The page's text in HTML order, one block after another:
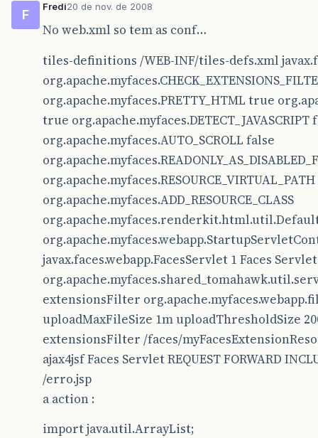
F
Fredi20 de nov. de 2008
No web.xml so tem as conf…
tiles-definitions /WEB-INF/tiles-defs.xml
org.apache.myfaces.PRETTY_HTML true
true org.apache.myfaces.DETECT_JAVASCRIPT
org.apache.myfaces.AUTO_SCROLL false
org.apache.myfaces.ADD_RESOURCE_CLASS
javax.faces.webapp.FacesServlet 1 Faces
extensionsFilter
uploadMaxFileSize 1m uploadThresholdSize
extensionsFilter /faces/
ajax4jsf Faces Servlet REQUEST FORWARD
/erro.jsp
a action :
import java.util.ArrayList;